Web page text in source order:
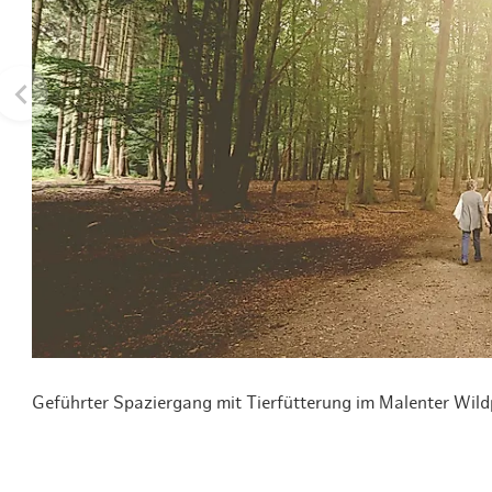
Routen &
Historisches
Grüne
Erlebnis,
Geführter Spaziergang mit Tierfütterung im Malenter